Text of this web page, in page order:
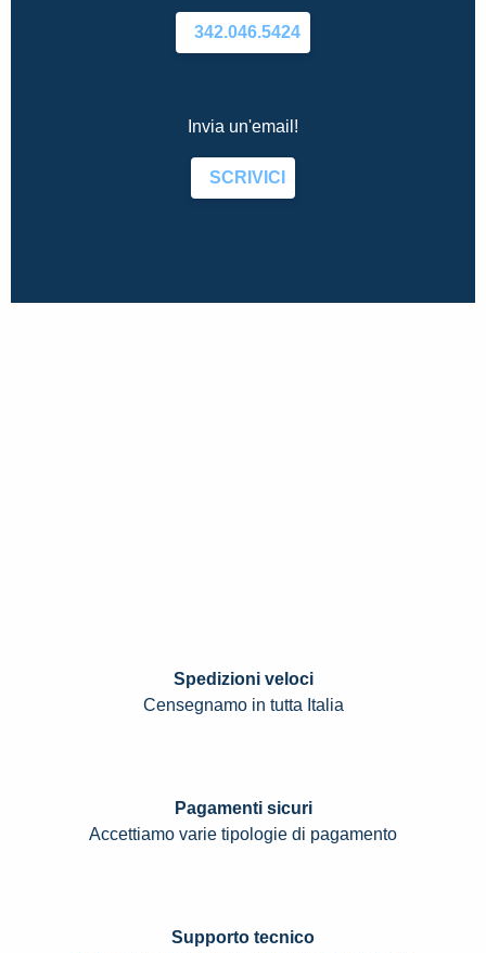
342.046.5424
Invia un'email!
SCRIVICI
Spedizioni veloci
Censegnamo in tutta Italia
Pagamenti sicuri
Accettiamo varie tipologie di pagamento
Supporto tecnico